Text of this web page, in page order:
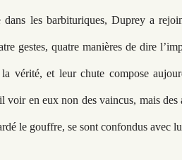
dans les barbituriques, Duprey a
gestes, quatre manières de dire
vérité, et leur chute compose
voir en eux non des vaincus, mais des
le gouffre, se sont confondus avec